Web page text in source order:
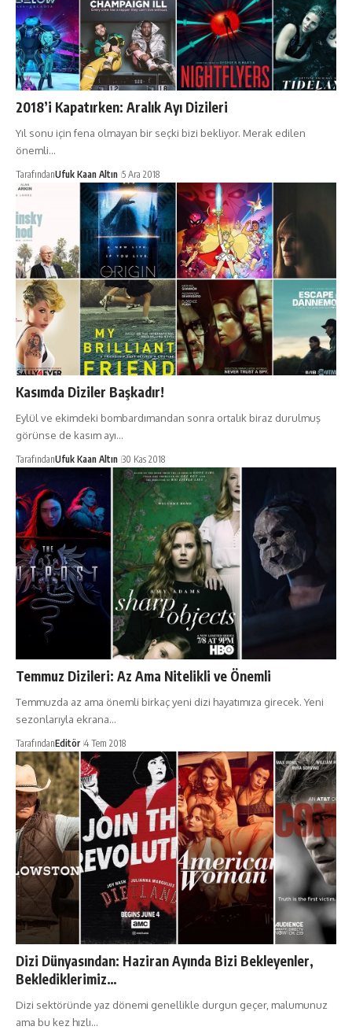
2018’i Kapatırken: Aralık Ayı Dizileri
Yıl sonu için fena olmayan bir seçki bizi bekliyor. Merak edilen
önemli…
TarafındanUfuk Kaan Altın 5 Ara 2018
Kasımda Diziler Başkadır!
Eylül ve ekimdeki bombardımandan sonra ortalık biraz durulmuş
görünse de kasım ayı…
TarafındanUfuk Kaan Altın 30 Kas 2018
Temmuz Dizileri: Az Ama Nitelikli ve Önemli
Temmuzda az ama önemli birkaç yeni dizi hayatımıza girecek. Yeni
sezonlarıyla ekrana…
TarafındanEditör 4 Tem 2018
Dizi Dünyasından: Haziran Ayında Bizi Bekleyenler,
Beklediklerimiz…
Dizi sektöründe yaz dönemi genellikle durgun geçer, malumunuz
ama bu kez hızlı…